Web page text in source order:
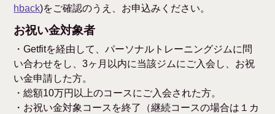
hback)をご確認のうえ、お申込みください。
お祝い金対象者
・Getfitを経由して、パーソナルトレーニングジムに問
い合わせをし、3ヶ月以内に当該ジムにご入会し、お祝
い金申請した方。
・総額10万円以上のコースにご入会された方。
・お祝い金対象コースを終了（継続コースの場合は１カ